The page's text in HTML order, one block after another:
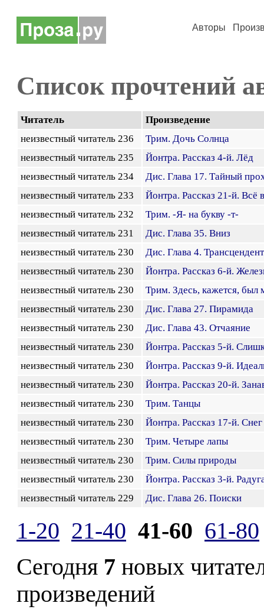
Авторы
Список прочтений
Читатель
Произведение
неизвестный читатель 236
Трим. Дочь Солнца
неизвестный читатель 235
Йонтра. Рассказ 4-й. Лёд
неизвестный читатель 234
Дис. Глава 17. Тайный
неизвестный читатель 233
Йонтра. Рассказ 21-й. Всё
неизвестный читатель 232
Трим. -Я- на букву -т-
неизвестный читатель 231
Дис. Глава 35. Вниз
неизвестный читатель 230
Дис. Глава 4.
неизвестный читатель 230
Йонтра. Рассказ 6-й.
неизвестный читатель 230
Трим. Здесь, кажется, был
неизвестный читатель 230
Дис. Глава 27. Пирамида
неизвестный читатель 230
Дис. Глава 43. Отчаяние
неизвестный читатель 230
Йонтра. Рассказ 5-й.
неизвестный читатель 230
Йонтра. Рассказ 9-й.
неизвестный читатель 230
Йонтра. Рассказ 20-й.
неизвестный читатель 230
Трим. Танцы
неизвестный читатель 230
Йонтра. Рассказ 17-й.
неизвестный читатель 230
Трим. Четыре лапы
неизвестный читатель 230
Трим. Силы природы
неизвестный читатель 230
Йонтра. Рассказ 3-й.
неизвестный читатель 229
Дис. Глава 26. Поиски
1-20 21-40 41-60 61-80
Сегодня 7 новых
произведений